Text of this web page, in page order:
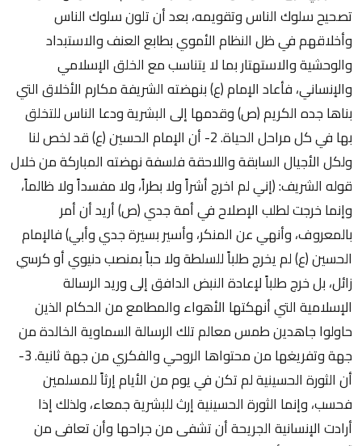
تصحيح سلوك الناس وتقويمه، بعد أن تلون سلوك الناس
وأخلاقهم في ظل النظام الأموي بطابع العنف والاستبداد
والوحشية والاستهتار بما لا يتناسب مع الخلق الإسلامي
والإنساني، فأعاد الإمام (ع) بنهضته الشريفة مكارم الأخلاق التي
بناها جده الكريم (ص) وقدمها إلى البشرية ودعا الناس للتخلق
بها في كل مراحل الحياة. 2- أن الإمام الحسين (ع) قد لخص لنا
ولكل الأجيال السابقة واللاحقة فلسفة نهضته المباركة من خلال
قوله الشريف: (إني لم اخرج أشراً ولا بطراً، ولا مفسداً ولا ظالماً،
وإنما خرجت لطلب الإصلاح في أمة جدي (ص) أريد أن أمر
بالمعروف، وأنهي عن المنكر، وأسير بسيرة جدي وأبي) فالإمام
الحسين (ع) لم يخرج طلباً للسلطة ولا حباً بمنصب دنيوي أو كرسي
زائل، بل خرج طلباً لإعادة النبض الدافق إلى وريد الرسالة
الإسلامية التي أنهكتها الأهواء والمطامع من الحكام الذين
حاولوا جاهدين طمس معالم تلك الرسالة السماوية الخالدة من
جهة وتفريغها من محتواها الروحي والفكري من جهة ثانية. 3-
أن الثورة الحسينية لم تكن في يوم من الأيام إرثاً للمسلمين
فحسب، وإنما الثورة الحسينية إرث للبشرية جمعاء، ولذلك إذا
أرادت الإنسانية الجريحة أن تشفى من جراحها وأن تعافى من